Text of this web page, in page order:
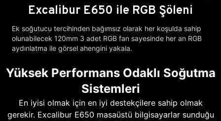
Excalibur E650 ile RGB Şöleni
Ek soğutucu tercihinden bağımsız olarak her koşulda sahip
olunabilecek 120mm 3 adet RGB fan sayesinde her an RGB
aydınlatma ile görsel ahengini yakala.
Yüksek Performans Odaklı Soğutma
Sistemleri
En iyisi olmak için en iyi destekçilere sahip olmak
gerekir. Excalibur E650 masaüstü bilgisayarlar sunduğu